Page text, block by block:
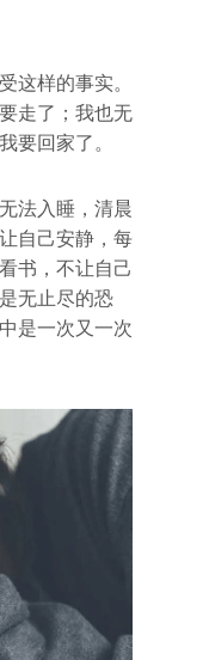
这样的事实。
走了；我也无
要回家了。
法入睡，清晨
自己安静，每
书，不让自己
无止尽的恐
是一次又一次